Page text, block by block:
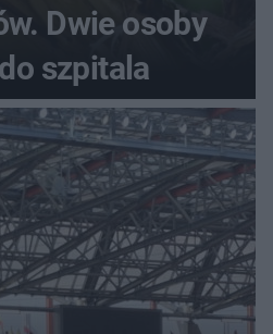
Dwie osoby
szpitala